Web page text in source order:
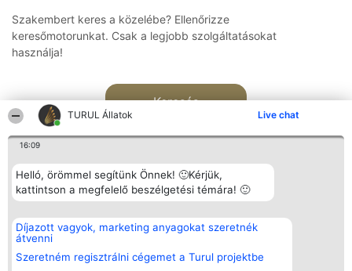
TURUL Állatok Live chat
16:09
Helló, örömmel segítünk Önnek! 🙂Kérjük,
kattintson a megfelelő beszélgetési témára! 🙂
Díjazott vagyok, marketing anyagokat szeretnék
átvenni
Szeretném regisztrálni cégemet a Turul projektbe
Szakembert keres a közelébe? Ellenőrizze
keresőmotorunkat. Csak a legjobb szolgáltatásokat
használja!
Keresés
Rangsorszervező
SC Beautiful Company S.R.L.
Bulevardul Aleea Timișul De
Sus Nr. 2, Bl. A30, Sc. A, Et.
4, Ap. 13
Népszavazás
Nyertesek
listája
Elérhetőség
Elérhetőség